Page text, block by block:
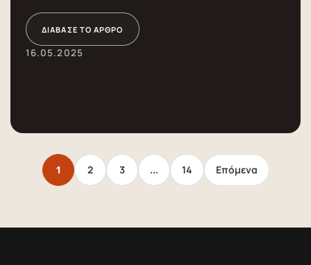
ΔΙΆΒΑΣΕ ΤΟ ΆΡΘΡΟ
16.05.2025
1 2 3 … 14 Επόμενα